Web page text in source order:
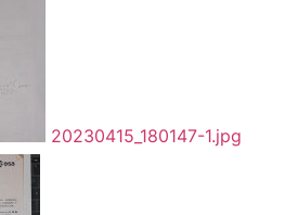
20230415_180147-1.jpg